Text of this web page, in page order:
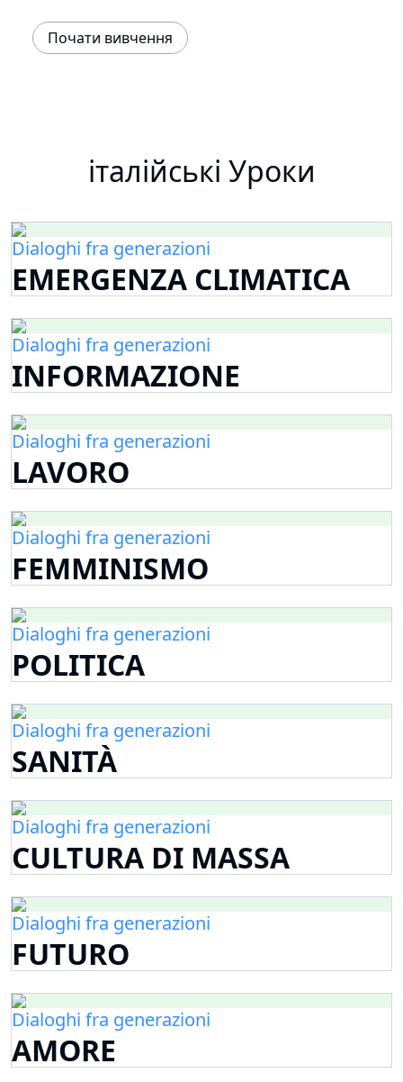
Почати вивчення
італійські Уроки
Dialoghi fra generazioni
EMERGENZA CLIMATICA
Dialoghi fra generazioni
INFORMAZIONE
Dialoghi fra generazioni
LAVORO
Dialoghi fra generazioni
FEMMINISMO
Dialoghi fra generazioni
POLITICA
Dialoghi fra generazioni
SANITÀ
Dialoghi fra generazioni
CULTURA DI MASSA
Dialoghi fra generazioni
FUTURO
Dialoghi fra generazioni
AMORE